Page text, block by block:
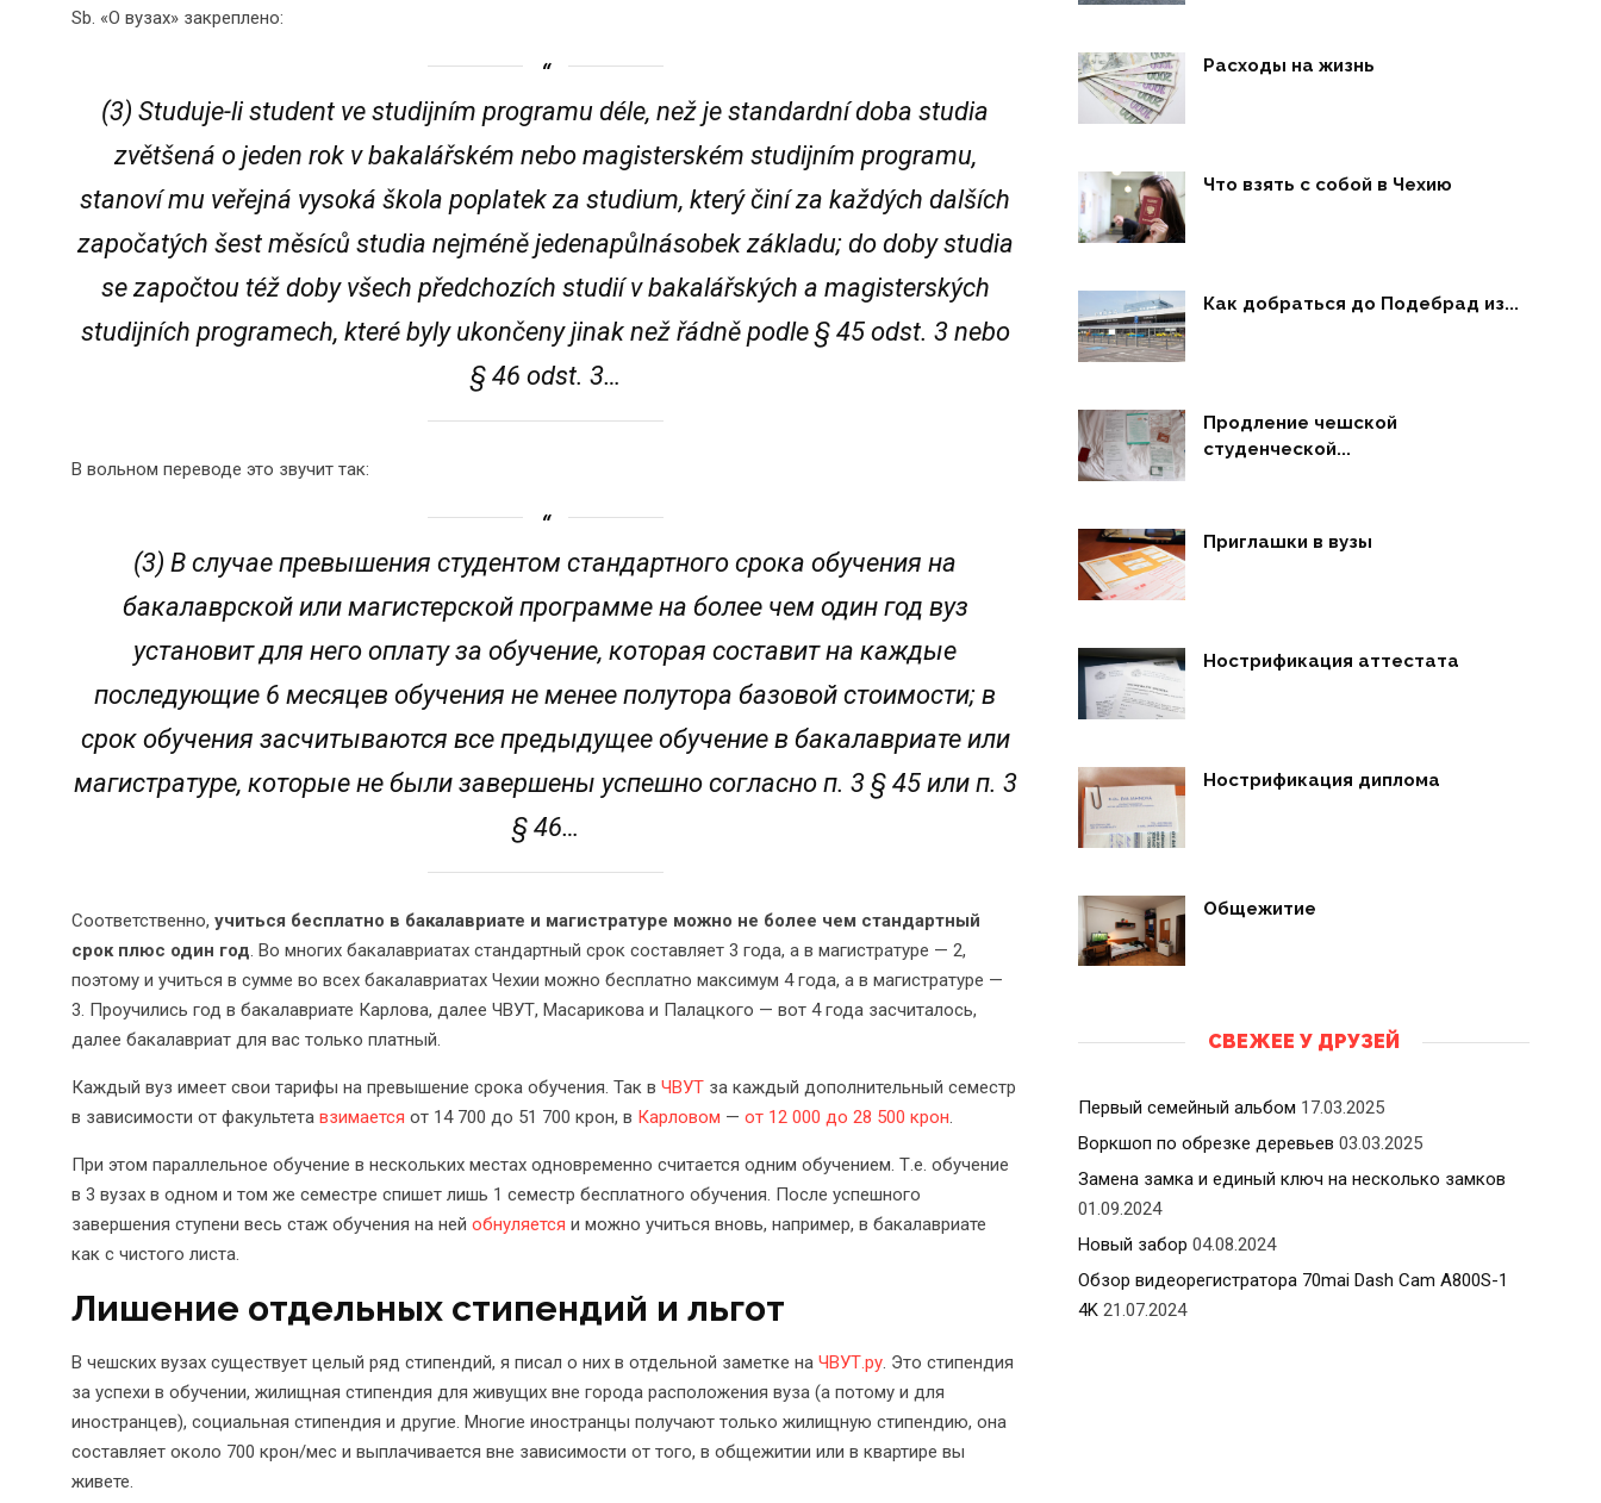
Sb. «О вузах» закреплено:
(3) Studuje-li student ve studijním programu déle, než je standardní doba studia
zvětšená o jeden rok v bakalářském nebo magisterském studijním programu,
stanoví mu veřejná vysoká škola poplatek za studium, který činí za každých dalších
započatých šest měsíců studia nejméně jedenapůlnásobek základu; do doby studia
se započtou též doby všech předchozích studií v bakalářských a magisterských
studijních programech, které byly ukončeny jinak než řádně podle § 45 odst. 3 nebo
§ 46 odst. 3…
В вольном переводе это звучит так:
(3) В случае превышения студентом стандартного срока обучения на
бакалаврской или магистерской программе на более чем один год вуз
установит для него оплату за обучение, которая составит на каждые
последующие 6 месяцев обучения не менее полутора базовой стоимости; в
срок обучения засчитываются все предыдущее обучение в бакалавриате или
магистратуре, которые не были завершены успешно согласно п. 3 § 45 или п. 3
§ 46…
Соответственно, учиться бесплатно в бакалавриате и магистратуре можно не более чем стандартный
срок плюс один год . Во многих бакалавриатах стандартный срок составляет 3 года, а в магистратуре — 2,
поэтому и учиться в сумме во всех бакалавриатах Чехии можно бесплатно максимум 4 года, а в магистратуре —
3. Проучились год в бакалавриате Карлова, далее ЧВУТ, Масарикова и Палацкого — вот 4 года засчиталось,
далее бакалавриат для вас только платный.
Каждый вуз имеет свои тарифы на превышение срока обучения. Так в ЧВУТ за каждый дополнительный семестр
в зависимости от факультета взимается от 14 700 до 51 700 крон, в Карловом — от 12 000 до 28 500 крон
При этом параллельное обучение в нескольких местах одновременно считается одним обучением. Т.е. обучение
в 3 вузах в одном и том же семестре спишет лишь 1 семестр бесплатного обучения. После успешного
завершения ступени весь стаж обучения на ней обнуляется и можно учиться вновь, например, в бакалавриате
как с чистого листа.
Лишение отдельных стипендий и льгот
В чешских вузах существует целый ряд стипендий, я писал о них в отдельной заметке на ЧВУТ.ру . Это стипендия
за успехи в обучении, жилищная стипендия для живущих вне города расположения вуза (а потому и для
иностранцев), социальная стипендия и другие. Многие иностранцы получают только жилищную стипендию, она
составляет около 700 крон/мес и выплачивается вне зависимости от того, в общежитии или в квартире вы
живете.
Расходы на жизнь
Что взять с собой в Чехию
Как добраться до Подебрад из...
Продление чешской
студенческой...
Приглашки в вузы
Нострификация аттестата
Нострификация диплома
Общежитие
СВЕЖЕЕ У ДРУЗЕЙ
Первый семейный альбом 17.03.2025
Воркшоп по обрезке деревьев 03.03.2025
Замена замка и единый ключ на несколько замков
01.09.2024
Новый забор 04.08.2024
Обзор видеорегистратора 70mai Dash Cam A800S-1
4K 21.07.2024